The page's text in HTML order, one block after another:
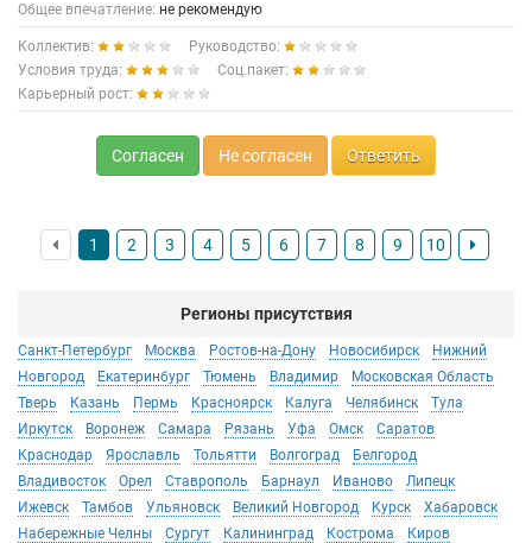
нагнеталась атмосфера, что ты без вины виноват и что если
что уволят (но почему-то не увольняли), хаос в процессах, все
против всех, старались перекинуть вину на другого.
Начальник отдела закупа позволял себе использовать мат в
общении с подчиненными, а руководитель отдела аналитики
также позволяла себе некорректные высказывания, но без
мата. Работы крайне много, сидишь по 8 ч как приклеенный,
многие задерживались.
В столовой было мало места, сесть проблематично, если
отработать неделю в магазине.
Система выплаты зарплаты состояла из 3 частей, хоть и
могли в случае чего не выплатить.
Общее впечатление: не рекомендую
Коллектив:
Руководство:
Условия труда:
Соц.пакет:
Карьерный рост:
Согласен Не согласен Ответить
1 2 3 4 5 6 7 8 9 10
Регионы присутствия
Санкт-Петербург Москва Ростов-на-Дону Новосибирск
Нижний
Новгород
Екатеринбург Тюмень Владимир
Московская Область
Тверь
Казань Пермь Красноярск Калуга Челябинск
Тула
Иркутск
Воронеж Самара Рязань Уфа Омск
Саратов
Краснодар
Ярославль Тольятти Волгоград
Белгород
Владивосток
Орел Ставрополь Барнаул Иваново
Липецк
Ижевск
Тамбов Ульяновск Великий Новгород Курск
Хабаровск
Набережные Челны
Сургут Калининград Кострома
Киров